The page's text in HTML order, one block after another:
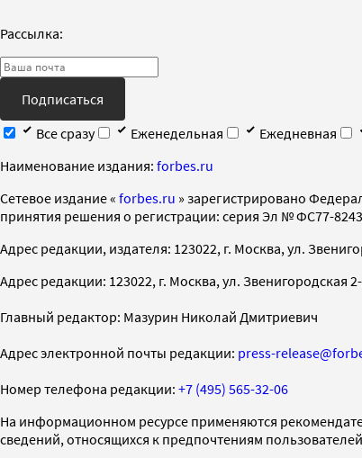
Рассылка:
Подписаться
Все сразу
Еженедельная Ежедневная
Наименование издания: forbes.ru
Cетевое издание « forbes.ru » зарегистрировано
принятия решения о регистрации: серия Эл № ФС77-
Адрес редакции, издателя: 123022, г. Москва, ул.
Адрес редакции: 123022, г. Москва, ул. Звенигородская
Главный редактор: Мазурин Николай Дмитриевич
Адрес электронной почты редакции: press-
Номер телефона редакции: +7 (495) 565-32-06
На информационном ресурсе применяются
сведений, относящихся к предпочтениям